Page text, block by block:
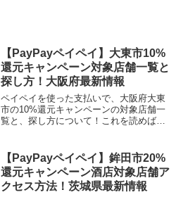
【PayPayペイペイ】大東市10%
還元キャンペーン対象店舗一覧と
探し方！大阪府最新情報
ペイペイを使った支払いで、大阪府大東
市の10%還元キャンペーンの対象店舗一
覧と、探し方について！これを読めば、
し方がわかります。パン 20個 40個 おま
かせパン...
【PayPayペイペイ】鉾田市20%
還元キャンペーン酒店対象店舗ア
クセス方法！茨城県最新情報